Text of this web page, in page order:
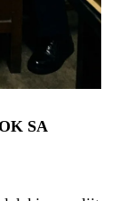
SA